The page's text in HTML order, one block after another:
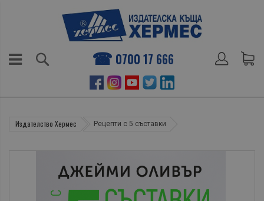
0700 17 666
Издателство Хермес Рецепти с 5 съставки